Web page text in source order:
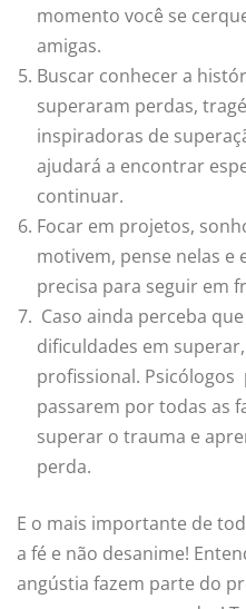
momento você se
amigas.
Buscar conhecer a
superaram perdas,
inspiradoras de
ajudará a encontrar
continuar.
Focar em projetos,
motivem, pense nelas e
precisa para seguir em
Caso ainda perceba
dificuldades em
profissional. Psicólogos
passarem por todas as
superar o trauma e
perda.
E o mais importante de
a fé e não desanime!
angústia fazem parte do